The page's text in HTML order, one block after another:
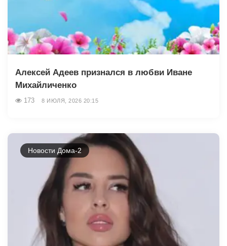
Алексей Адеев признался в любви Иване
Михайличенко
173 8 ИЮЛЯ, 2026 20:15
Новости Дома-2